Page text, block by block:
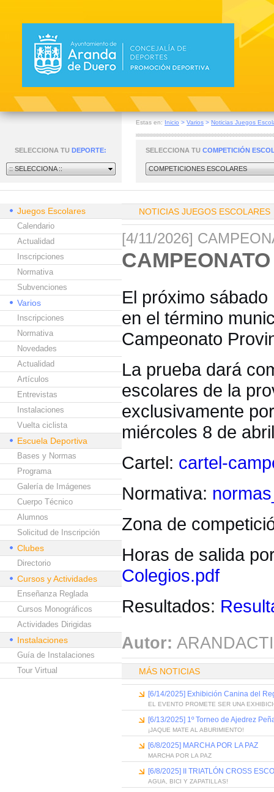
Estas en: Inicio > Varios > Noticias Juegos
SELECCIONA TUDEPORTE:
:: SELECCIONA ::
SELECCIONA TU COMPETICIÓN
COMPETICIONES ESCOLARES
Juegos Escolares
Calendario
Actualidad
Inscripciones
Normativa
Subvenciones
Varios
Inscripciones
Normativa
Novedades
Actualidad
Artículos
Entrevistas
Instalaciones
Vuelta ciclista
Escuela Deportiva
Bases y Normas
Programa
Galería de Imágenes
Cuerpo Técnico
Alumnos
Solicitud de Inscripción
Clubes
Directorio
Cursos y Actividades
Enseñanza Reglada
Cursos Monográficos
Actividades Dirigidas
Instalaciones
Guía de Instalaciones
Tour Virtual
NOTICIAS JUEGOS ESCOLARES
[4/11/2026]
El próximo
en el término
Campeonato
La prueba dará
escolares de la
exclusivamente
miércoles 8 de
Cartel: cartel-
Normativa:
Zona de
Horas de salida
Colegios.pdf
Resultados:
Autor:
MÁS NOTICIAS
[6/14/2025] Exhibición Canina del
EL EVENTO PROMETE SER UNA
[6/13/2025] 1º Torneo de Ajedrez
¡JAQUE MATE AL ABURIMIENTO!
[6/8/2025] MARCHA POR LA PAZ
MARCHA POR LA PAZ
[6/8/2025] II TRIATLÓN CROSS
AGUA, BICI Y ZAPATILLAS!